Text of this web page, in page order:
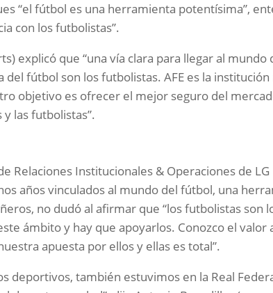
“el fútbol es una herramienta potentísima”,
con los futbolistas”.
explicó que “una vía clara para llegar al
del fútbol son los futbolistas. AFE es la
objetivo es ofrecer el mejor seguro del
las futbolistas”.
Relaciones Institucionales & Operaciones de LG
años vinculados al mundo del fútbol, una
no dudó al afirmar que “los futbolistas son
ámbito y hay que apoyarlos. Conozco el valor
apuesta por ellos y ellas es total”.
deportivos, también estuvimos en la Real